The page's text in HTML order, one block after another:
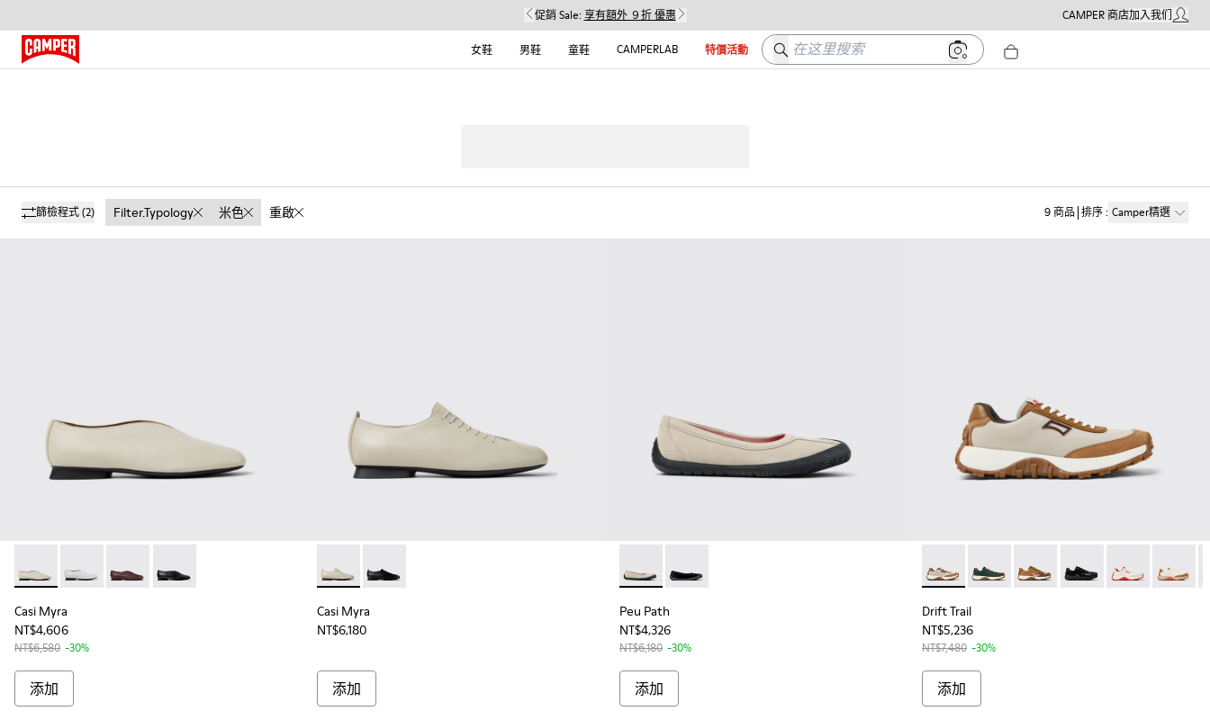
促銷 Sale: 享有額外 ９折 優惠 CAMPER 商店加入我们我的帳
女鞋
男鞋 童鞋 CAMPERLAB 特價活動 在这里搜索
篩檢程式(2) Filter.typology 米色 重啟 9商品 排序: Camper精選
Casi Myra - K201751-006 - 女士灰色皮鞋
Casi Myra - K201751-010
Casi Myra - K201751-007
Casi Myra - K201751-001
Casi Myra
NT$4,606
NT$6,580 -30%
添加
Casi Myra - K201802-002 - 女士米色皮鞋
Casi Myra - K201802-001
Casi Myra
NT$6,180
添加
Peu Path - K201852-003 - 女士灰色磨砂皮運動鞋
Peu Path - K201852-001
Peu Path
NT$4,326
NT$6,180 -30%
添加
Drift Trail - K201462-050 - 女士灰色再生
Drift Trail - K201462-051
Drift Trail - K201462-049
Drift Trail - K201462-
Drift Trail -
Drift
Drift Trail
NT$5,236
NT$7,480 -30%
添加